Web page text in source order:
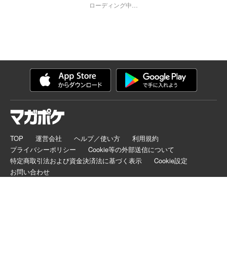
ローディング中…
TOP 運営会社 ヘルプ／使い方
利用規約
プライバシーポリシー
Cookie等の外部送信について
特定商取引法および資金決済法に基づく表示
Cookie設定
お問い合わせ